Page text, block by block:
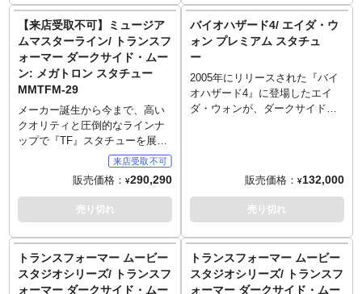
■スマートフォンでご予約の場合
はご予約後に別途内金のご案内
メールをお送りします。
■お客様都合による本商品の返
品・キャンセルは一切受付でき
ません。
■残りの商品代金につきましては
入荷後に支払いいただきます。
■商品入荷のご案内後に通常どお
り配送指示をお願いします。
■スマートフォンでご予約の場合
はご予約後に別途内金のご案内
メールをお送りします。
■お客様都合による本商品の返
員。兵器製作のスペシャリスト
で、レッカーズが装備している
銃火器開発整備を担当してい
る。ビークルモードはナスカー
仕様のシボレー・インパラに変
形するが、人類に正体がばれる
事を恐れない彼らは、いつでも
戦闘が出来るバトルビークルモ
ードでいる事が多いようだ。
ます！今回のメガトロンはオプ
ティマスプライムに撃ち抜かれ
た頭部ダメージなどを再現し
た、映画3作目『トランスフォー
マー ダークサイド・ムーン』
版。半壊した頭部にはLEDライ
トアップを搭載し、怪しく発
持たせます。右腕は差し替えす
ることで、散弾銃型フュージョ
ンカノン持ちや、手の上げ下げ
マント、背部へのマウント専用
のフュージョンカノン、自由に
設置できるスカルペルをアクセ
サリーとして付属し、豪華仕様
【来店受取不可】ミュージア
ムマスターライン/ トランスフ
ォーマー ダークサイド・ムー
ン: メガトロン スタチュー
MMTFM-29
メーカー誕生から今まで、高い
クオリティと圧倒的なラインナ
ップで『TF』スタチューを展開
してきたプライム1スタジオ。8
周年のアニバーサリーモデルと
して発表された第一弾、『トラ
ンスフォーマー リベンジ』版オ
プティマスプライムに続き、第
ます！今回のメガトロンはオプ
ティマスプライムに撃ち抜かれ
た頭部ダメージなどを再現し
販売価格： ¥290,290
売り切れ
バイオハザード4/ エイダ・ウ
ォン プレミアム スタチュ
ー
2005年にリリースされた『バイ
オハザード4』に登場したエイ
ダ・ウォンが、ダークサイドコ
スリットが深めに入ったドレ
ス、そこからすらりと伸びる長
脚。風で流れたように空中を漂
カー。ドレスには似つかわしく
ない、右手にトミーガン、左手
にナイフを装備。鏡のように磨
販売価格： ¥132,000
売り切れ
トランスフォーマー ムービー
スタジオシリーズ/ トランスフ
ォーマー ダークサイド・ムー
トランスフォーマー ムービー
スタジオシリーズ/ トランスフ
ォーマー ダークサイド・ムー